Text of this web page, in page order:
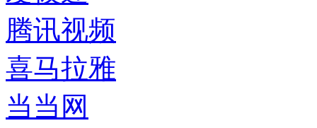
腾讯视频
喜马拉雅
当当网